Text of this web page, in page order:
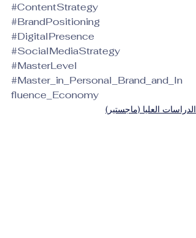
#ContentStrategy
#BrandPositioning
#DigitalPresence
#SocialMediaStrategy
#MasterLevel
#Master_in_Personal_Brand_and_In
fluence_Economy
الدراسات العليا (ماجستير)